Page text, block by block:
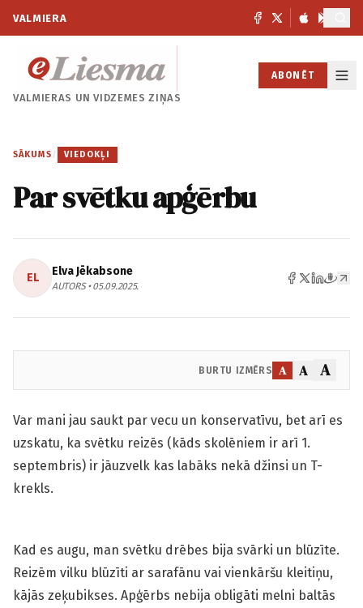
VALMIERA
VALMIERAS UNVIDZEMES ZIŅAS
ABONĒT
SĀKUMS / VIEDOKĻI
Par svētku apģērbu
EL Elva Jēkabsone
AUTORS • 05.09.2025.
BURTU IZMĒRS A A A
Var mani jau saukt par vecu un konservatīvu, bet arī es
uzskatu, ka svētku reizēs (kāds skolēniem ir arī 1.
septembris) ir jāuzvelk kas labāks nekā džinsi un T-
krekls.
Kad es augu, man svētku drēbes bija svārki un blūzīte.
Reizēm vilku blūzīti ar sarafānu vai vienkāršu kleitiņu,
kājās zeķubikses. Apģērbs nebija obligāti melni baltās